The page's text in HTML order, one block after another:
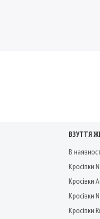
ВЗУТТЯ
В
Кросівки
Кросівки
Кросівки
Кросівки